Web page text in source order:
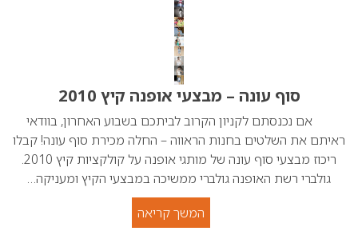
סוף עונה – מבצעי אופנה קיץ 2010
אם נכנסתם לקניון הקרוב לביתכם בשבוע האחרון, בוודאי
ראיתם את השלטים בחנות הראווה – החלה מכירת סוף עונה! קבלו
ריכוז מבצעי סוף עונה של מותגי אופנה על קולקציות קיץ 2010.
גולברי רשת האופנה גולברי ממשיכה במבצעי הקיץ ומעניקה…
המשך קריאה